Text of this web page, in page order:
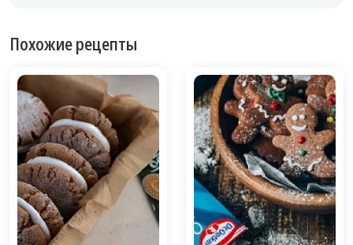
Похожие рецепты